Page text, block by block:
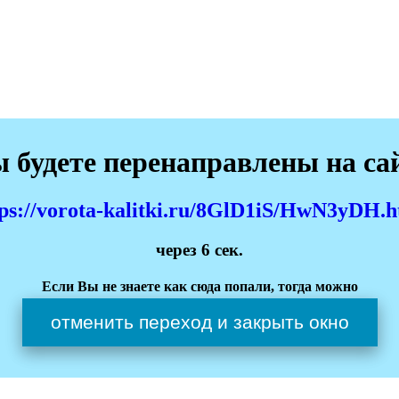
перенаправлены на
vorota-kalitki.ru/8GlD1iS/
через 6 сек.
Если Вы не знаете как сюда попали, тогда можно
отменить переход и закрыть окно